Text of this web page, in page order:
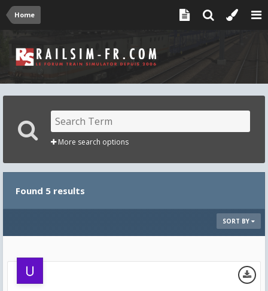
Home
More search options
Found 5 results
SORT BY